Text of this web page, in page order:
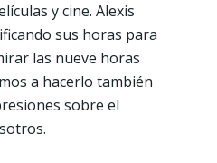
y cine. Alexis
sus horas para
las nueve horas
a hacerlo también
sobre el